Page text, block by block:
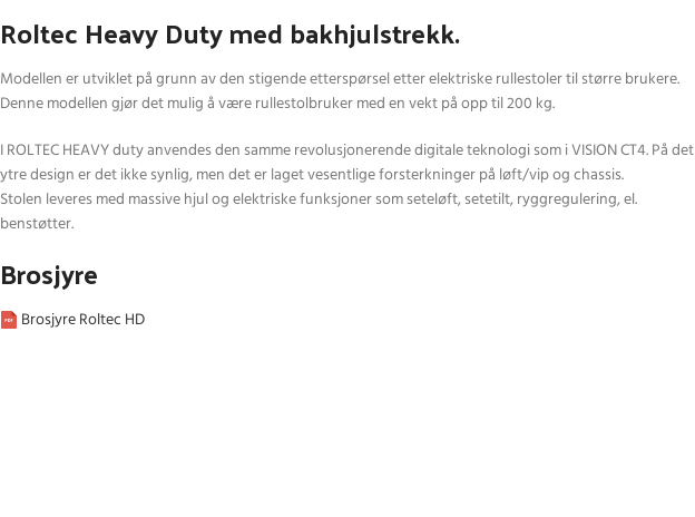
Roltec Heavy Duty med bakhjulstrekk.
Modellen er utviklet på grunn av den stigende etterspørsel etter elektriske rullestoler til større brukere.
Denne modellen gjør det mulig å være rullestolbruker med en vekt på opp til 200 kg.
I ROLTEC HEAVY duty anvendes den samme revolusjonerende digitale teknologi som i VISION CT4. På det
ytre design er det ikke synlig, men det er laget vesentlige forsterkninger på løft/vip og chassis.
Stolen leveres med massive hjul og elektriske funksjoner som seteløft, setetilt, ryggregulering, el.
benstøtter.
Brosjyre
Brosjyre Roltec HD